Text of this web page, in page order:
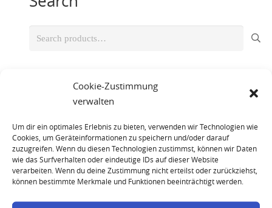
Cookie-Zustimmung
verwalten
Um dir ein optimales Erlebnis zu bieten, verwenden wir Technologien wie
Cookies, um Geräteinformationen zu speichern und/oder darauf
zuzugreifen. Wenn du diesen Technologien zustimmst, können wir Daten
wie das Surfverhalten oder eindeutige IDs auf dieser Website
verarbeiten. Wenn du deine Zustimmung nicht erteilst oder zurückziehst,
können bestimmte Merkmale und Funktionen beeinträchtigt werden.
Search
Product categories
Cognac (14)
Rum (16)
Whisky (44)